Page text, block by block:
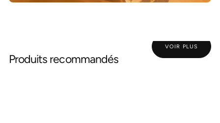
Produits recommandés
VOIR PLUS